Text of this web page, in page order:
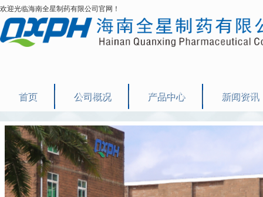
欢迎光临海南全星制药有限公司官网！
首页 公司概况 产品中心 新闻资讯